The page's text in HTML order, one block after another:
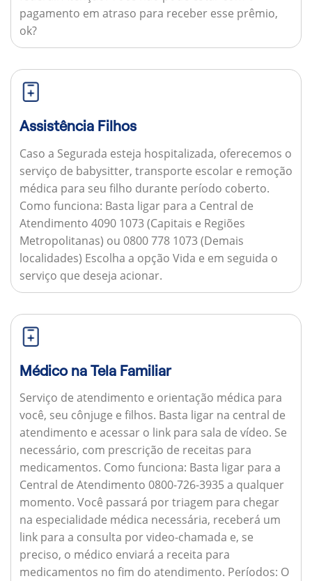
pagamento em atraso para receber esse prêmio,
ok?
Assistência Filhos
Caso a Segurada esteja hospitalizada, oferecemos o
serviço de babysitter, transporte escolar e remoção
médica para seu filho durante período coberto.
Como funciona: Basta ligar para a Central de
Atendimento 4090 1073 (Capitais e Regiões
Metropolitanas) ou 0800 778 1073 (Demais
localidades) Escolha a opção Vida e em seguida o
serviço que deseja acionar.
Médico na Tela Familiar
Serviço de atendimento e orientação médica para
você, seu cônjuge e filhos. Basta ligar na central de
atendimento e acessar o link para sala de vídeo. Se
necessário, com prescrição de receitas para
medicamentos. Como funciona: Basta ligar para a
Central de Atendimento 0800-726-3935 a qualquer
momento. Você passará por triagem para chegar
na especialidade médica necessária, receberá um
link para a consulta por video-chamada e, se
preciso, o médico enviará a receita para
medicamentos no fim do atendimento. Períodos: O